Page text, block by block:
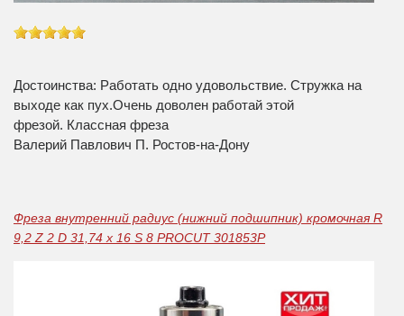
Достоинства: Работать одно удовольствие. Стружка на
выходе как пух.Очень доволен работай этой
фрезой. Классная фреза
Валерий Павлович П. Ростов-на-Дону
Фреза внутренний радиус (нижний подшипник) кромочная R
9,2 Z 2 D 31,74 x 16 S 8 PROCUT 301853P